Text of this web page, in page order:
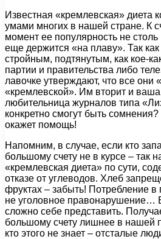
Известная «кремлевская» диета
умами многих в нашей стране. К
момент ее популярность не
еще держится «на плаву». Так как
стройным, подтянутым, как кое-
партии и правительства либо
лавочке утверждают, что все они
«кремлевской». Им вторит и ваша
любительница журналов типа
конкретно смогут быть
окажет помощь!
Напомним, в случае, если кто
большому счету не в курсе – так
«кремлевская диета» по сути,
отказе от углеводов. Хлеб
фруктах – забыть! Потребление в
не уголовное правонарушение…
сложно себе представить.
большому счету лишнее в нашей
кто этого не знает – отсталые